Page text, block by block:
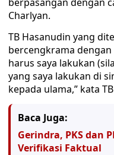
Charlyan.
TB Hasanudin yang
bercengkrama dengan
harus saya lakukan
yang saya lakukan di
kepada ulama,” kata
Baca Juga:
Gerindra, PKS dan
Verifikasi Faktual